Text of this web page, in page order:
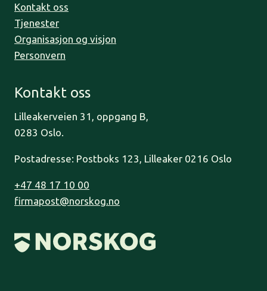
Kontakt oss
Tjenester
Organisasjon og visjon
Personvern
Kontakt oss
Lilleakerveien 31, oppgang B,
0283 Oslo.
Postadresse: Postboks 123, Lilleaker 0216 Oslo
+47 48 17 10 00
firmapost@norskog.no